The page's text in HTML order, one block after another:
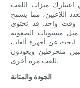
اعتبارك ميزات اللعب
اللاعبين، مما يسمح
وقت واحد. قد تحتوي
مستويات الصعوبة
ابحث عن أجهزة ألعاب
منخرطين ويعودون
للعب مرة أخرى.
الجودة والمتانة